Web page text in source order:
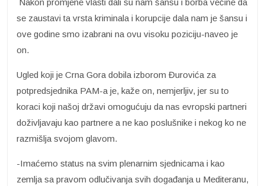
se zaustavi ta vrsta kriminala i korupcije dala nam je šansu i
ove godine smo izabrani na ovu visoku poziciju-naveo je
on.
Ugled koji je Crna Gora dobila izborom Đurovića za
potpredsjednika PAM-a je, kaže on, nemjerljiv, jer su to
koraci koji našoj državi omogućuju da nas evropski partneri
doživljavaju kao partnere a ne kao poslušnike i nekog ko ne
razmišlja svojom glavom.
-Imaćemo status na svim plenarnim sjednicama i kao
zemlja sa pravom odlučivanja svih događanja u Mediteranu,